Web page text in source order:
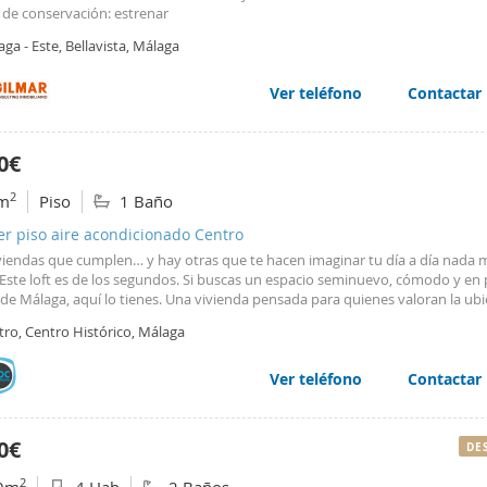
conservación: estrenar
- Este, Bellavista, Málaga
Ver teléfono Contactar
2 Piso 1 Baño
piso aire acondicionado Centro
que cumplen… y hay otras que te hacen imaginar tu día a día nada
loft es de los segundos. Si buscas un espacio seminuevo, cómodo y en
Málaga, aquí lo tienes. Una vivienda pensada para quienes valoran la
Nada más entrar, el salón con cocina integrada transmite amplitud y
es práctica y acogedora, con una cocina completamente equipada,
ideal tanto para el día a día como para esas cenas improvisadas sin
Todo encaja, todo fluye. La zona de descanso es íntima y
actuales y una atmósfera cálida que invita a desconectar. El baño, con
amplio y diseño contemporáneo, mantiene la línea elegante y cuidada de
Y sí, tiene balcón. Ese pequeño gran detalle que marca la diferencia en el
ventilación y la posibilidad de asomarte a la ciudad y sentir que lo tienes
Centro Histórico, Málaga
Ver teléfono Contactar
2